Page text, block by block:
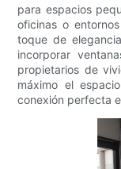
para espacios
oficinas o
toque de
incorporar
propietarios de
máximo el
conexión perfecta